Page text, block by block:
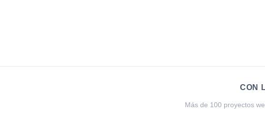
CON
Más de 100 proyectos